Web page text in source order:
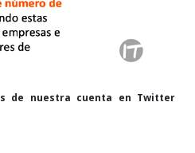
de nuestra cuenta en Twitter